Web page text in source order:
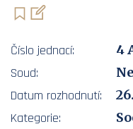
Číslo jednací:
4
Soud:
Datum rozhodnutí:
Kategorie: